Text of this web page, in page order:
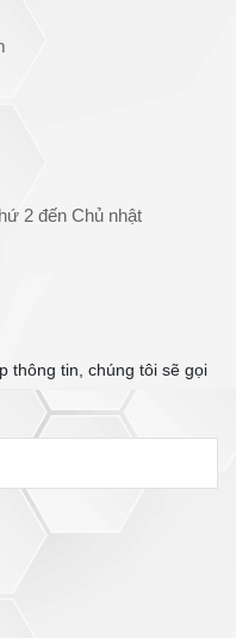
2 đến Chủ nhật
thông tin, chúng tôi sẽ gọi